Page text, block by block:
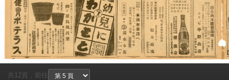
共 12頁，
前往